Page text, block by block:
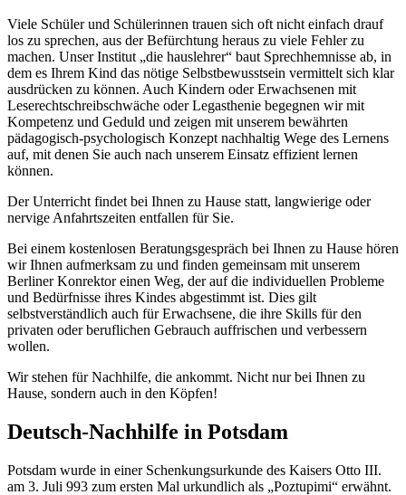
Viele Schüler und Schülerinnen trauen sich oft nicht einfach drauf
los zu sprechen, aus der Befürchtung heraus zu viele Fehler zu
machen. Unser Institut „die hauslehrer“ baut Sprechhemnisse ab, in
dem es Ihrem Kind das nötige Selbstbewusstsein vermittelt sich klar
ausdrücken zu können. Auch Kindern oder Erwachsenen mit
Leserechtschreibschwäche oder Legasthenie begegnen wir mit
Kompetenz und Geduld und zeigen mit unserem bewährten
pädagogisch-psychologisch Konzept nachhaltig Wege des Lernens
auf, mit denen Sie auch nach unserem Einsatz effizient lernen
können.
Der Unterricht findet bei Ihnen zu Hause statt, langwierige oder
nervige Anfahrtszeiten entfallen für Sie.
Bei einem kostenlosen Beratungsgespräch bei Ihnen zu Hause hören
wir Ihnen aufmerksam zu und finden gemeinsam mit unserem
Berliner Konrektor einen Weg, der auf die individuellen Probleme
und Bedürfnisse ihres Kindes abgestimmt ist. Dies gilt
selbstverständlich auch für Erwachsene, die ihre Skills für den
privaten oder beruflichen Gebrauch auffrischen und verbessern
wollen.
Wir stehen für Nachhilfe, die ankommt. Nicht nur bei Ihnen zu
Hause, sondern auch in den Köpfen!
Deutsch-Nachhilfe in Potsdam
Potsdam wurde in einer Schenkungsurkunde des Kaisers Otto III.
am 3. Juli 993 zum ersten Mal urkundlich als „Poztupimi“ erwähnt.